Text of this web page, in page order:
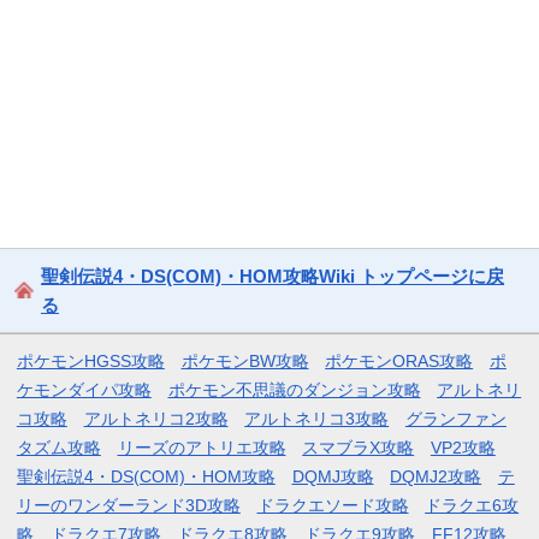
聖剣伝説4・DS(COM)・HOM攻略Wiki トップページに戻
る
ポケモンHGSS攻略 ポケモンBW攻略 ポケモンORAS攻略
ポ
ケモンダイパ攻略
ポケモン不思議のダンジョン攻略
アルトネリ
コ攻略
アルトネリコ2攻略 アルトネリコ3攻略
グランファン
タズム攻略
リーズのアトリエ攻略 スマブラX攻略
VP2攻略
聖剣伝説4・DS(COM)・HOM攻略
DQMJ攻略 DQMJ2攻略
テ
リーのワンダーランド3D攻略
ドラクエソード攻略
ドラクエ6攻
略
ドラクエ7攻略 ドラクエ8攻略 ドラクエ9攻略 FF12攻略